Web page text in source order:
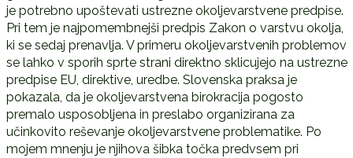
je potrebno upoštevati ustrezne okoljevarstvene predpise.
Pri tem je najpomembnejši predpis Zakon o varstvu okolja,
ki se sedaj prenavlja. V primeru okoljevarstvenih problemov
se lahko v sporih sprte strani direktno sklicujejo na ustrezne
predpise EU, direktive, uredbe. Slovenska praksa je
pokazala, da je okoljevarstvena birokracija pogosto
premalo usposobljena in preslabo organizirana za
učinkovito reševanje okoljevarstvene problematike. Po
mojem mnenju je njihova šibka točka predvsem pri